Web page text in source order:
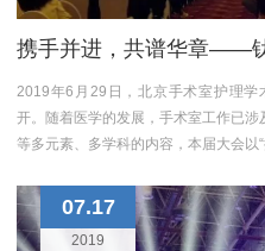
2019年6月29日，北京手术室护理
开。随着医学的发展，手术室工作已
等多元素、多学科的内容，本届大会以
07.17
2019